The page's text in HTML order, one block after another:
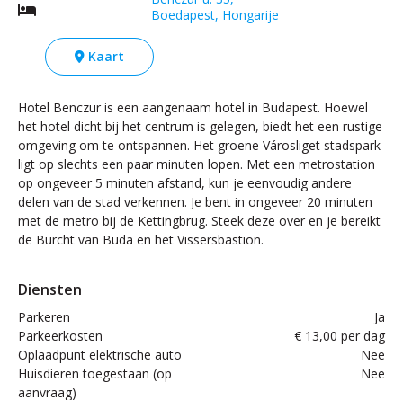
Boedapest, Hongarije
Kaart
Hotel Benczur is een aangenaam hotel in Budapest. Hoewel
het hotel dicht bij het centrum is gelegen, biedt het een rustige
omgeving om te ontspannen. Het groene Városliget stadspark
ligt op slechts een paar minuten lopen. Met een metrostation
op ongeveer 5 minuten afstand, kun je eenvoudig andere
delen van de stad verkennen. Je bent in ongeveer 20 minuten
met de metro bij de Kettingbrug. Steek deze over en je bereikt
de Burcht van Buda en het Vissersbastion.
Diensten
Parkeren
Ja
Parkeerkosten
€ 13,00 per dag
Oplaadpunt elektrische auto
Nee
Huisdieren toegestaan (op
aanvraag)
Nee